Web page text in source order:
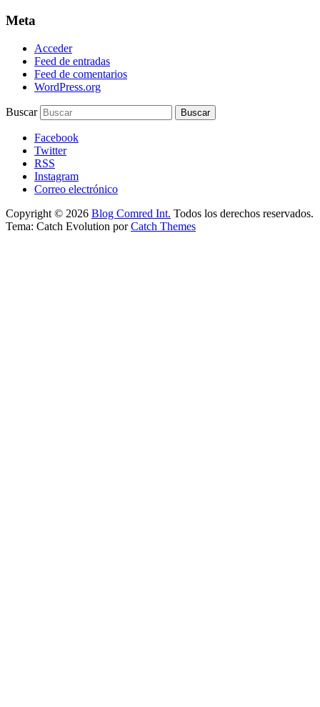
Meta
Acceder
Feed de entradas
Feed de comentarios
WordPress.org
Buscar
Facebook
Twitter
RSS
Instagram
Correo electrónico
Copyright © 2026 Blog Comred Int. Todos los derechos reservados.
Tema: Catch Evolution porCatch Themes